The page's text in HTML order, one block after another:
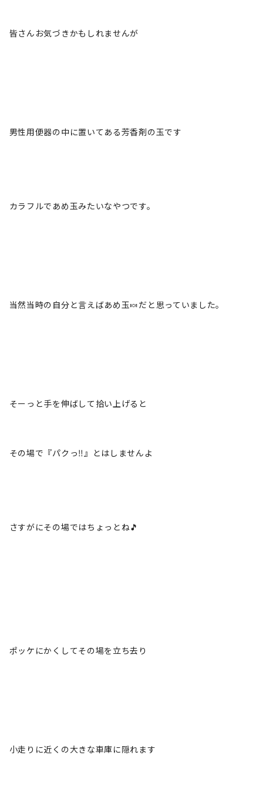
皆さんお気づきかもしれませんが
男性用便器の中に置いてある芳香剤の玉です
カラフルであめ玉みたいなやつです。
当然当時の自分と言えばあめ玉🍬だと思っていました。
そーっと手を伸ばして拾い上げると
その場で『パクっ‼️』とはしませんよ
さすがにその場ではちょっとね🎵
ポッケにかくしてその場を立ち去り
小走りに近くの大きな車庫に隠れます